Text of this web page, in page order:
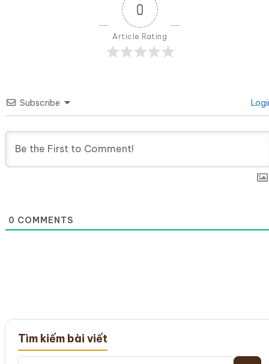
0
Article Rating
Subscribe
0 COMMENTS
Tìm kiếm bài viết